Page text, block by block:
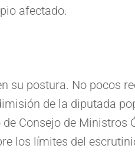
afectado.
su postura. No pocos
de la diputada
Consejo de Ministros
los límites del